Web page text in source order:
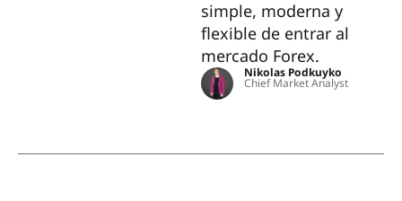
simple, moderna y
flexible de entrar al
mercado Forex.
Nikolas Podkuyko
Chief Market Analyst